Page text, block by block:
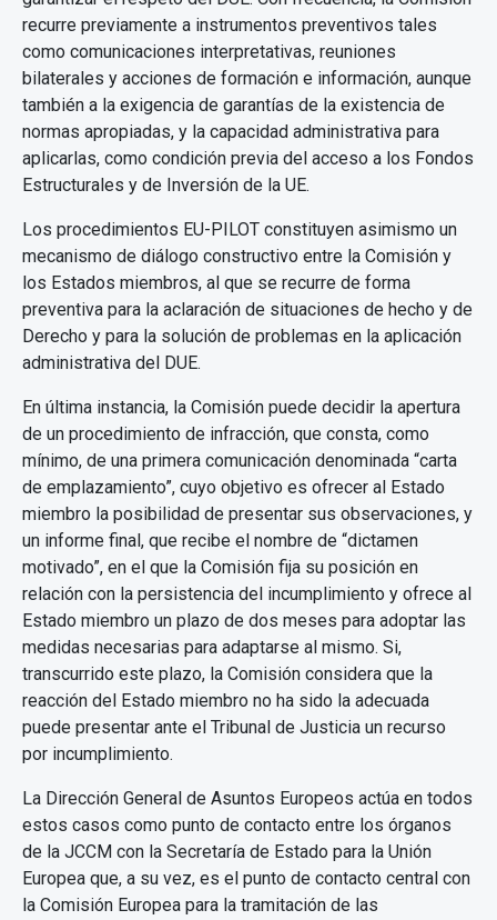
recurre previamente a instrumentos preventivos tales
como comunicaciones interpretativas, reuniones
bilaterales y acciones de formación e información, aunque
también a la exigencia de garantías de la existencia de
normas apropiadas, y la capacidad administrativa para
aplicarlas, como condición previa del acceso a los Fondos
Estructurales y de Inversión de la UE.
Los procedimientos EU-PILOT constituyen asimismo un
mecanismo de diálogo constructivo entre la Comisión y
los Estados miembros, al que se recurre de forma
preventiva para la aclaración de situaciones de hecho y de
Derecho y para la solución de problemas en la aplicación
administrativa del DUE.
En última instancia, la Comisión puede decidir la apertura
de un procedimiento de infracción, que consta, como
mínimo, de una primera comunicación denominada “carta
de emplazamiento”, cuyo objetivo es ofrecer al Estado
miembro la posibilidad de presentar sus observaciones, y
un informe final, que recibe el nombre de “dictamen
motivado”, en el que la Comisión fija su posición en
relación con la persistencia del incumplimiento y ofrece al
Estado miembro un plazo de dos meses para adoptar las
medidas necesarias para adaptarse al mismo. Si,
transcurrido este plazo, la Comisión considera que la
reacción del Estado miembro no ha sido la adecuada
puede presentar ante el Tribunal de Justicia un recurso
por incumplimiento.
La Dirección General de Asuntos Europeos actúa en todos
estos casos como punto de contacto entre los órganos
de la JCCM con la Secretaría de Estado para la Unión
Europea que, a su vez, es el punto de contacto central con
la Comisión Europea para la tramitación de las